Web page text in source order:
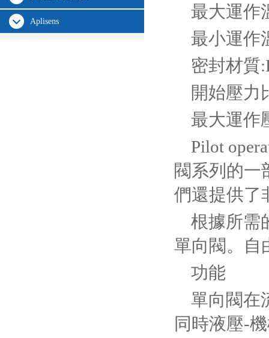
Aplisens
最大運作
最小運作
密封材質
開始壓力
最大運作
Pilot
閥系列的一
們還提供了
根據所需
單向閥。自
功能
單向閥在
同時液壓-